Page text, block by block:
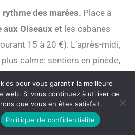
rythme des marées. Place à
aux Oiseaux et les cabanes
15 à 20 €). L’après-midi,
calme: sentiers en pinède,
terminez par unmarché
de plage.
pour vous garantir la meilleure
web. Si vous continuez à utiliser ce
que vous en êtes satisfait.
Politique de confidentialité